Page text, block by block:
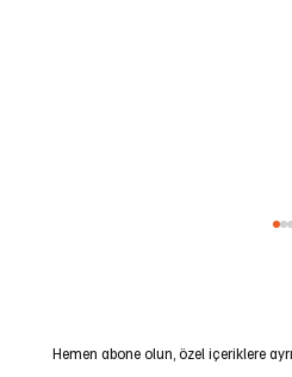
Hemen abone olun, özel içeriklere